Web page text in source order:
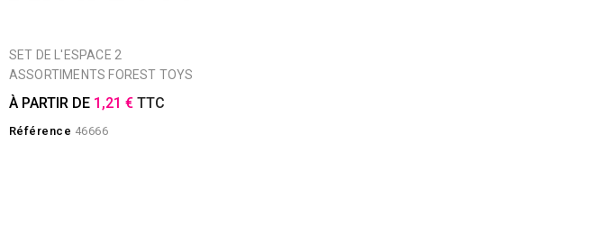
SET DE L'ESPACE 2
ASSORTIMENTS FOREST TOYS
À PARTIR DE 1,21 € TTC
Référence 46666